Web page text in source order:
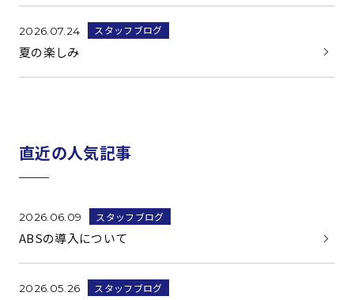
2026.07.24 スタッフブログ
夏の楽しみ
直近の人気記事
2026.06.09 スタッフブログ
ABSの導入について
2026.05.26 スタッフブログ